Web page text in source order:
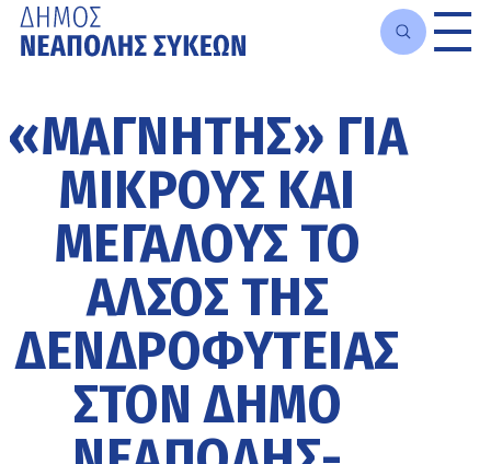
κυρίως
περιεχόμενο
«ΜΑΓΝΉΤΗΣ» ΓΙΑ
ΜΙΚΡΟΎΣ ΚΑΙ
ΜΕΓΆΛΟΥΣ ΤΟ
ΆΛΣΟΣ ΤΗΣ
ΔΕΝΔΡΟΦΥΤΕΊΑΣ
ΣΤΟΝ ΔΉΜΟ